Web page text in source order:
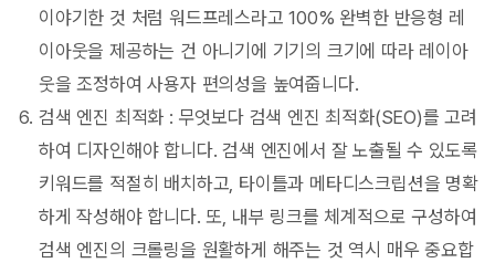
이야기한 것 처럼 워드프레스라고 100% 완벽한 반응형 레
이아웃을 제공하는 건 아니기에 기기의 크기에 따라 레이아
웃을 조정하여 사용자 편의성을 높여줍니다.
검색 엔진 최적화 : 무엇보다 검색 엔진 최적화(SEO)를 고려
하여 디자인해야 합니다. 검색 엔진에서 잘 노출될 수 있도록
키워드를 적절히 배치하고, 타이틀과 메타디스크립션을 명확
하게 작성해야 합니다. 또, 내부 링크를 체계적으로 구성하여
검색 엔진의 크롤링을 원활하게 해주는 것 역시 매우 중요합